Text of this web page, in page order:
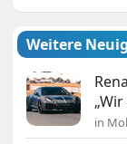
Weitere
in